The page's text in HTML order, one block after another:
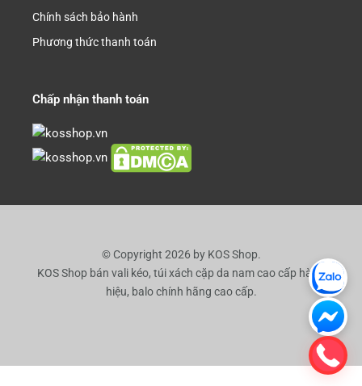
Chính sách bảo hành
Phương thức thanh toán
Chấp nhận thanh toán
© Copyright 2026 by KOS Shop.
KOS Shop bán vali kéo, túi xách cặp da nam cao cấp hàng
hiệu, balo chính hãng cao cấp.